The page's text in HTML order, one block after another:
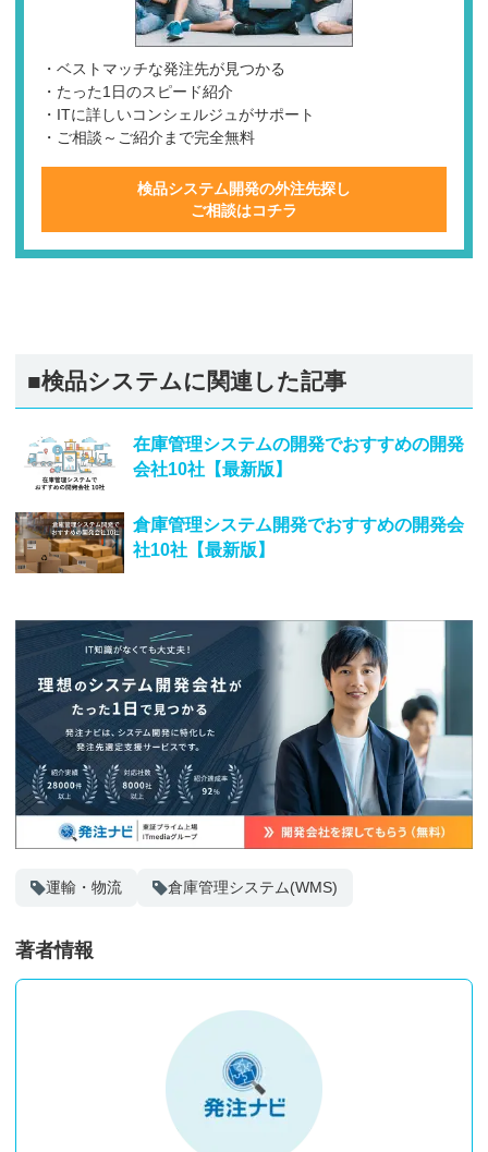
・ベストマッチな発注先が見つかる
・たった1日のスピード紹介
・ITに詳しいコンシェルジュがサポート
・ご相談～ご紹介まで完全無料
検品システム開発の外注先探し
ご相談はコチラ
■検品システムに関連した記事
在庫管理システムの開発でおすすめの開発
会社10社【最新版】
倉庫管理システム開発でおすすめの開発会
社10社【最新版】
運輸・物流 倉庫管理システム(WMS)
著者情報